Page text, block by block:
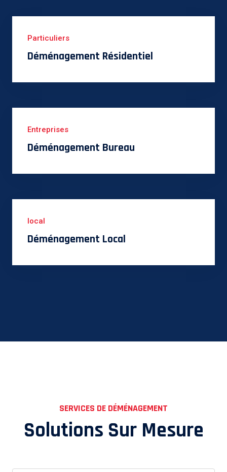
Particuliers
Déménagement Résidentiel
Entreprises
Déménagement Bureau
local
Déménagement Local
SERVICES DE DÉMÉNAGEMENT
Solutions Sur Mesure